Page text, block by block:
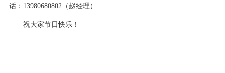
话：13980680802（赵经理）
祝大家节日快乐！